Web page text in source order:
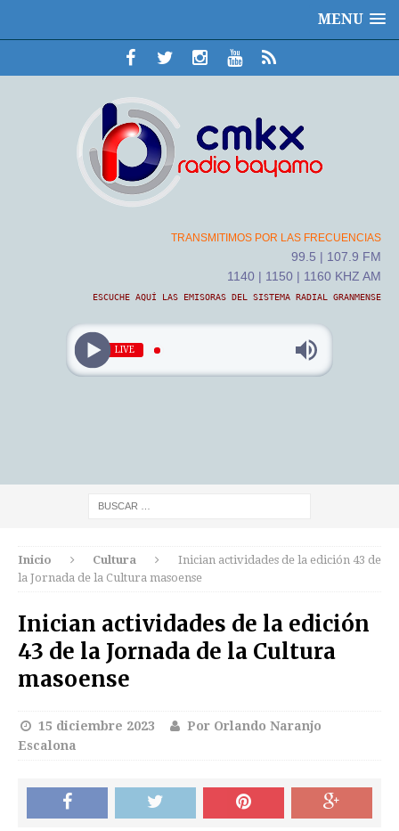
MENU
TRANSMITIMOS POR LAS FRECUENCIAS
99.5 | 107.9 FM
1140 | 1150 | 1160 KHZ AM
ESCUCHE AQUÍ LAS EMISORAS DEL SISTEMA RADIAL GRANMENSE
LIVE
Inicio Cultura
Inician actividades de la edición 43 de
la Jornada de la Cultura masoense
Inician actividades de la edición
43 de la Jornada de la Cultura
masoense
15 diciembre 2023
Por Orlando Naranjo
Escalona